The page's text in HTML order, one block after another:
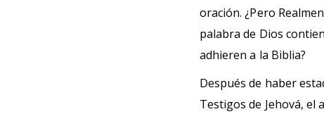
oración. ¿Pero
palabra de Dios
adhieren a la Biblia?
Después de haber
Testigos de Jehová,